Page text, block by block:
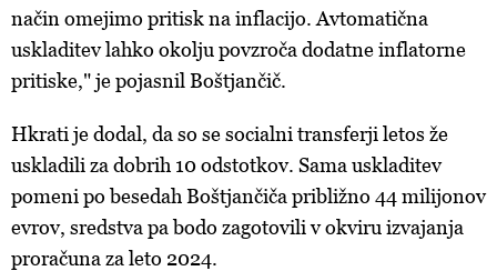
način omejimo pritisk na inflacijo. Avtomatična
uskladitev lahko okolju povzroča dodatne inflatorne
pritiske," je pojasnil Boštjančič.
Hkrati je dodal, da so se socialni transferji letos že
uskladili za dobrih 10 odstotkov. Sama uskladitev
pomeni po besedah Boštjančiča približno 44 milijonov
evrov, sredstva pa bodo zagotovili v okviru izvajanja
proračuna za leto 2024.